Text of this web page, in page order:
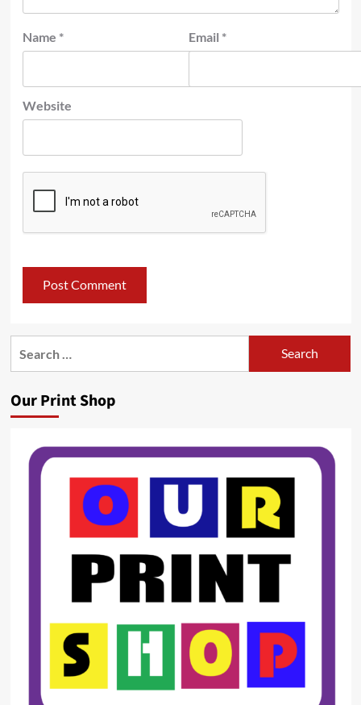
Name * Email *
Website
Our Print Shop